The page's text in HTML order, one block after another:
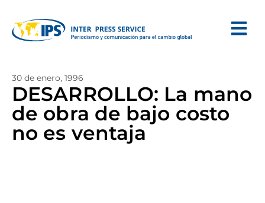
30 de enero, 1996
DESARROLLO: La mano
de obra de bajo costo
no es ventaja